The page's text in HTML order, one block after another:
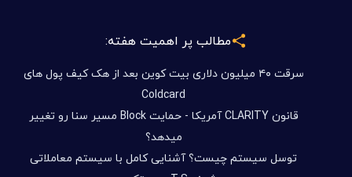
مطالب پر اهمیت هفته:
سرقت ۴۰ میلیون دلاری بیت کوین بعد از هک کیف پول های
Coldcard
قانون CLARITY آمریکا - حمایت Block مسیر سنا رو تغییر
میدهد؟
توسل سیستم چیست؟ آشنایی کامل با سیستم معاملاتی